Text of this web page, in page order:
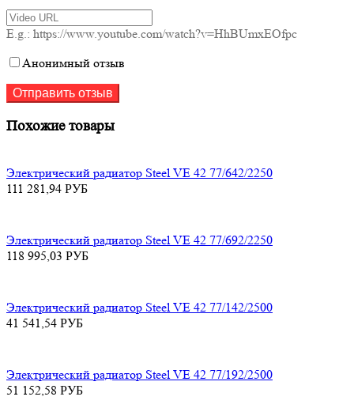
E.g.: https://www.youtube.com/watch?v=HhBUmxEOfpc
Анонимный отзыв
Похожие товары
Электрический радиатор Steel VE 42 77/642/2250
111 281,94 РУБ
Электрический радиатор Steel VE 42 77/692/2250
118 995,03 РУБ
Электрический радиатор Steel VE 42 77/142/2500
41 541,54 РУБ
Электрический радиатор Steel VE 42 77/192/2500
51 152,58 РУБ